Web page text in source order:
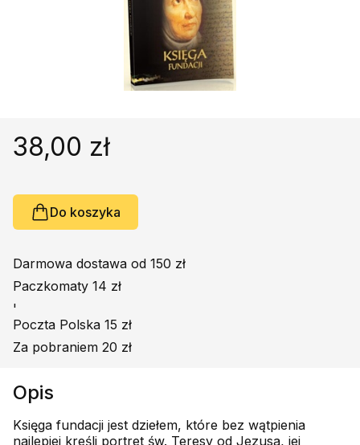
Poradniki, leksykony...
Promocja
38,00 zł
Do koszyka
Darmowa dostawa od 150 zł
Paczkomaty 14 zł
'
Poczta Polska 15 zł
Za pobraniem 20 zł
Opis
Księga fundacji jest dziełem, które bez wątpienia
najlepiej kreśli portret św. Teresy od Jezusa, jej